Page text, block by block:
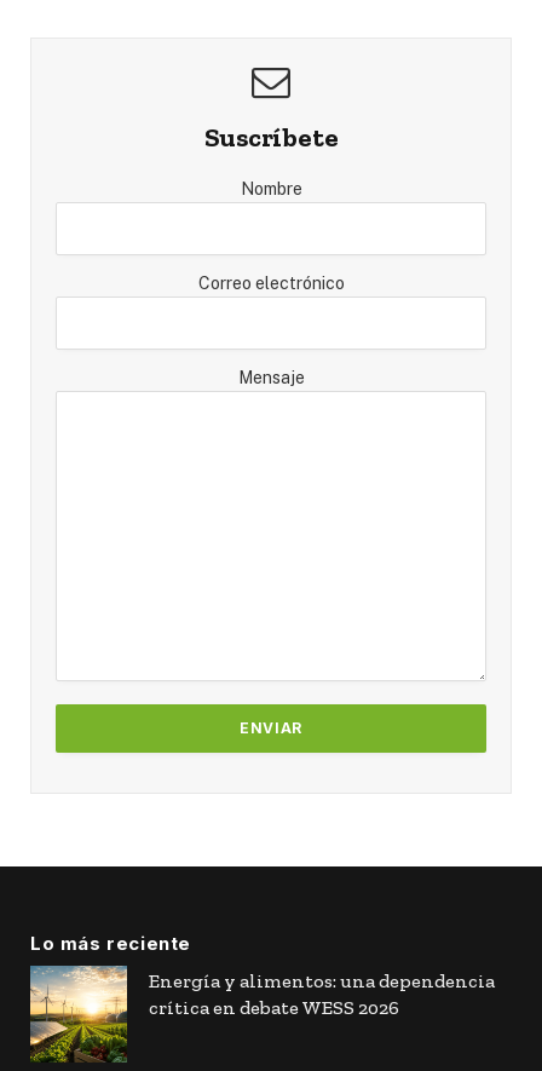
Suscríbete
Nombre
Correo electrónico
Mensaje
Lo más reciente
Energía y alimentos: una dependencia
crítica en debate WESS 2026